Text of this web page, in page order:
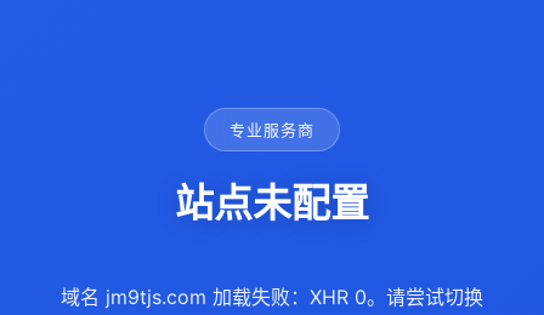
专业服务商
站点未配置
域名 jm9tjs.com 加载失败：XHR 0。请尝试切换